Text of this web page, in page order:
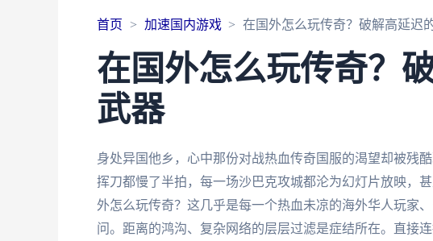
首页 加速国内游戏 在国外怎么玩传奇？破解高延迟
在国外怎么玩传奇？
武器
身处异国他乡，心中那份对战热血传奇国服的渴望却被
挥刀都慢了半拍，每一场沙巴克攻城都沦为幻灯片放映，
外怎么玩传奇？这几乎是每一个热血未凉的海外华人玩家
问。距离的鸿沟、复杂网络的层层过滤是症结所在。直接